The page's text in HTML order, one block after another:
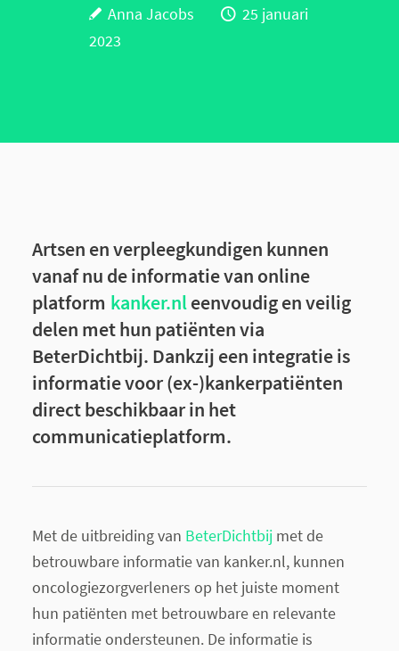
Anna Jacobs
25 januari
2023
Artsen en verpleegkundigen kunnen
vanaf nu de informatie van online
platform kanker.nleenvoudig en veilig
delen met hun patiënten via
BeterDichtbij. Dankzij een integratie is
informatie voor (ex-)kankerpatiënten
direct beschikbaar in het
communicatieplatform.
Met de uitbreiding van BeterDichtbijmet de
betrouwbare informatie van kanker.nl, kunnen
oncologiezorgverleners op het juiste moment
hun patiënten met betrouwbare en relevante
informatie ondersteunen. De informatie is